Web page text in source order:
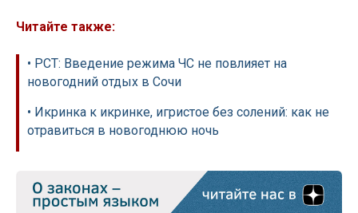
Читайте также:
• РСТ: Введение режима ЧС не повлияет на
новогодний отдых в Сочи
• Икринка к икринке, игристое без солений: как не
отравиться в новогоднюю ночь